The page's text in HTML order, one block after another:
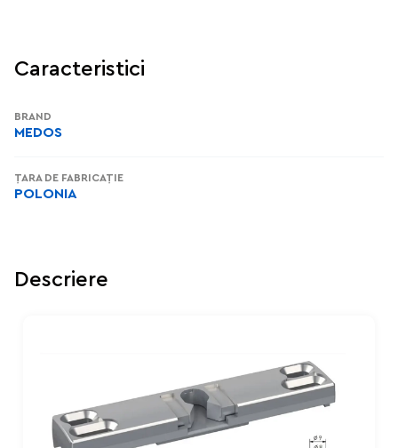
Caracteristici
BRAND
MEDOS
ȚARA DE FABRICAȚIE
POLONIA
Descriere